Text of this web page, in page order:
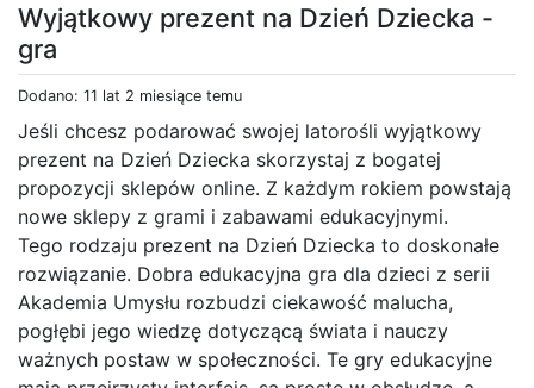
Wyjątkowy prezent na Dzień Dziecka -
gra
Dodano: 11 lat 2 miesiące temu
Jeśli chcesz podarować swojej latorośli wyjątkowy
prezent na Dzień Dziecka skorzystaj z bogatej
propozycji sklepów online. Z każdym rokiem powstają
nowe sklepy z grami i zabawami edukacyjnymi.
Tego rodzaju prezent na Dzień Dziecka to doskonałe
rozwiązanie. Dobra edukacyjna gra dla dzieci z serii
Akademia Umysłu rozbudzi ciekawość malucha,
pogłębi jego wiedzę dotyczącą świata i nauczy
ważnych postaw w społeczności. Te gry edukacyjne